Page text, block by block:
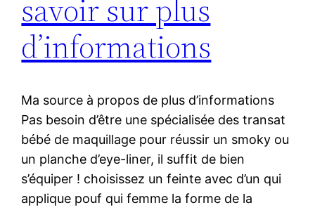
savoir sur plus
d’informations
Ma source à propos de plus d’informations
Pas besoin d’être une spécialisée des transat
bébé de maquillage pour réussir un smoky ou
un planche d’eye-liner, il suffit de bien
s’équiper ! choisissez un feinte avec d’un qui
applique pouf qui femme la forme de la